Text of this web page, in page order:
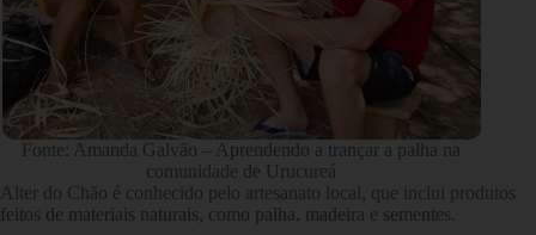
Fonte: Amanda Galvão – Aprendendo a trançar a palha na
comunidade de Urucureá
Alter do Chão é conhecido pelo artesanato local, que inclui produtos
feitos de materiais naturais, como palha, madeira e sementes.